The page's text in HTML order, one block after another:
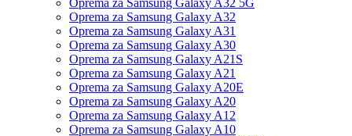
Oprema za Samsung Galaxy A32 5G
Oprema za Samsung Galaxy A32
Oprema za Samsung Galaxy A31
Oprema za Samsung Galaxy A30
Oprema za Samsung Galaxy A21S
Oprema za Samsung Galaxy A21
Oprema za Samsung Galaxy A20E
Oprema za Samsung Galaxy A20
Oprema za Samsung Galaxy A12
Oprema za Samsung Galaxy A10